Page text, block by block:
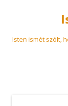
Isten ismét szólt,